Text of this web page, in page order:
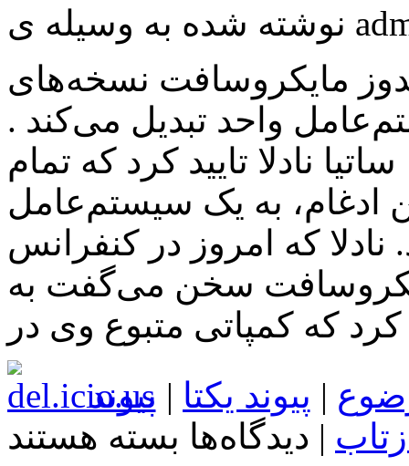
مایکروسافت نسخه‌های
واحد تبدیل می‌کند .
نادلا تایید کرد که تمام
ادغام، به یک سیستم‌عامل
نادلا که امروز در کنفرانس
سخن می‌گفت به
| پیوند یکتا | پیوند
| دیدگاه‌هابرای
مایکروسافت
بسته هستند